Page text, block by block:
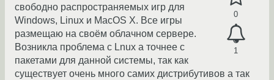
0
1
свободно распространяемых игр для
Windows, Linux и MacOS X. Все игры
размещаю на своём облачном сервере.
Возникла проблема с Lnux а точнее с
пакетами для данной системы, так как
существует очень много самих дистрибутивов а так